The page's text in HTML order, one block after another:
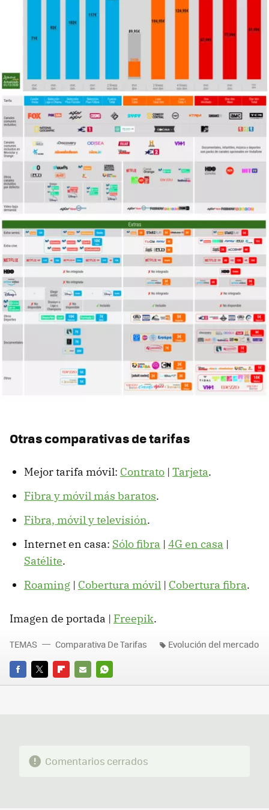
Otras comparativas de tarifas
Mejor tarifa móvil: Contrato | Tarjeta.
Fibra y móvil más baratos.
Fibra, móvil y televisión.
Internet en casa: Sólo fibra | 4G en casa |
Satélite.
Roaming | Cobertura móvil | Cobertura fibra.
Imagen de portada | Freepik.
FACEBOOK
TWITTERFLIPBOARD
E-
WHATSAPP
TEMAS Comparativa De Tarifas Evolución del mercado
Comentarios cerrados